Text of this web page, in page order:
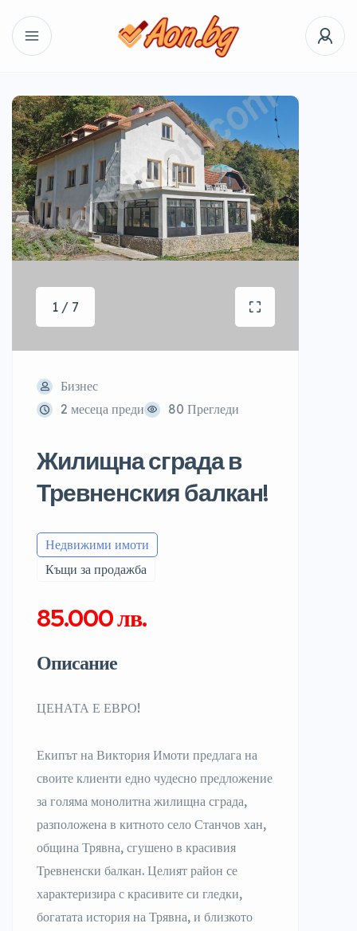
1 / 7
Бизнес
2 месеца преди
80 Прегледи
Жилищна сграда в
Тревненския балкан!
Недвижими имоти
Къщи за продажба
85.000 лв.
Описание
ЦЕНАТА Е ЕВРО!
Екипът на Виктория Имоти предлага на
своите клиенти едно чудесно предложение
за голяма монолитна жилищна сграда,
разположена в китното село Станчов хан,
община Трявна, сгушено в красивия
Тревненски балкан. Целият район се
характеризира с красивите си гледки,
богатата история на Трявна, и близкото